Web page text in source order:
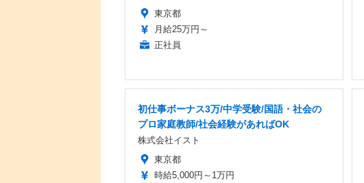
東京都
月給25万円～
正社員
初仕事ボーナス3万/中学受験/国語・社会の
プロ家庭教師/社会経験があればOK
株式会社イスト
東京都
時給5,000円～1万円